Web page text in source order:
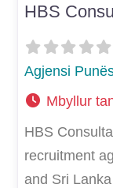
HBS
Agjensi
Mbyllur
HBS
recruitment
and Sri